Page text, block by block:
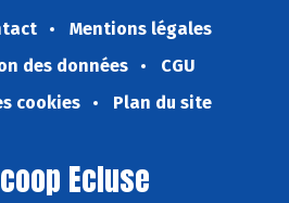
Mentions légales
des données
CGU
cookies
Plan du site
Ecluse